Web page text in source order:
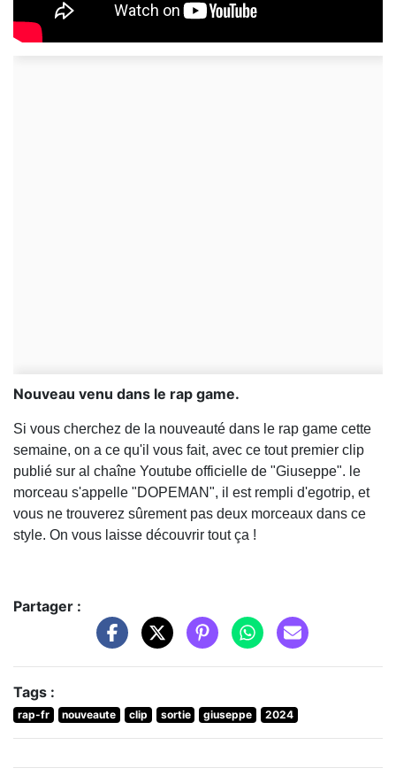
Nouveau venu dans le rap game.
Si vous cherchez de la nouveauté dans le rap game cette
semaine, on a ce qu'il vous fait, avec ce tout premier clip
publié sur al chaîne Youtube officielle de "Giuseppe". le
morceau s'appelle "DOPEMAN", il est rempli d'egotrip, et
vous ne trouverez sûrement pas deux morceaux dans ce
style. On vous laisse découvrir tout ça !
Partager :
Tags :
rap-fr nouveaute clip sortie giuseppe 2024